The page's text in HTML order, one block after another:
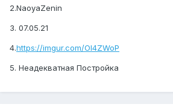
2.NaoyaZenin
3. 07.05.21
4.https://imgur.com/Ol4ZWoP
5. Неадекватная Постройка